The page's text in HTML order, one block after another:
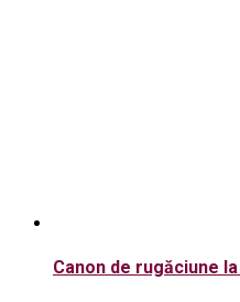
Canon de rugăciune